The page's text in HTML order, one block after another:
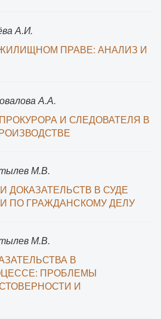
А.И.
ПРАВЕ: АНАЛИЗ И
А.А.
И СЛЕДОВАТЕЛЯ В
М.В.
ДОКАЗАТЕЛЬСТВ В СУДЕ
ПО ГРАЖДАНСКОМУ ДЕЛУ
М.В.
В
ПРОБЛЕМЫ
И